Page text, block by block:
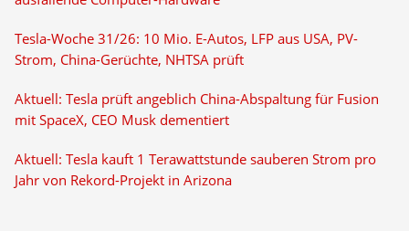
Tesla-Woche 31/26: 10 Mio. E-Autos, LFP aus USA, PV-
Strom, China-Gerüchte, NHTSA prüft
Aktuell: Tesla prüft angeblich China-Abspaltung für Fusion
mit SpaceX, CEO Musk dementiert
Aktuell: Tesla kauft 1 Terawattstunde sauberen Strom pro
Jahr von Rekord-Projekt in Arizona